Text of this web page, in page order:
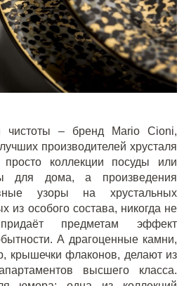
чистоты – бренд Mario Cioni,
производителей хрусталя
коллекции посуды или
для дома, а произведения
узоры на хрустальных
из особого состава, никогда не
предметам эффект
А драгоценные камни,
крышечки флаконов, делают из
высшего класса.